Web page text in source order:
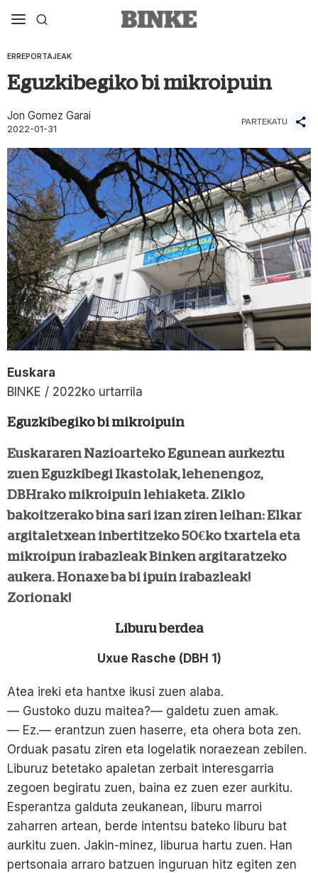
ERREPORTAJEAK
Eguzkibegiko bi mikroipuin
Jon Gomez Garai
2022-01-31
PARTEKATU
Euskara
BINKE / 2022ko urtarrila
Eguzkibegiko bi mikroipuin
Euskararen Nazioarteko Egunean aurkeztu
zuen Eguzkibegi Ikastolak, lehenengoz,
DBHrako mikroipuin lehiaketa. Ziklo
bakoitzerako bina sari izan ziren leihan: Elkar
argitaletxean inbertitzeko 50€ko txartela eta
mikroipun irabazleak Binken argitaratzeko
aukera. Honaxe ba bi ipuin irabazleak!
Zorionak!
Liburu berdea
Uxue Rasche (DBH 1)
Atea ireki eta hantxe ikusi zuen alaba.
— Gustoko duzu maitea?— galdetu zuen amak.
— Ez.— erantzun zuen haserre, eta ohera bota zen.
Orduak pasatu ziren eta logelatik noraezean zebilen.
Liburuz betetako apaletan zerbait interesgarria
zegoen begiratu zuen, baina ez zuen ezer aurkitu.
Esperantza galduta zeukanean, liburu marroi
zaharren artean, berde intentsu bateko liburu bat
aurkitu zuen. Jakin-minez, liburua hartu zuen. Han
pertsonaia arraro batzuen inguruan hitz egiten zen